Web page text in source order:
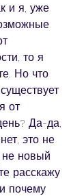
и я, уже
то я
Но что
от
Да-да,
это не
не новый
расскажу
почему